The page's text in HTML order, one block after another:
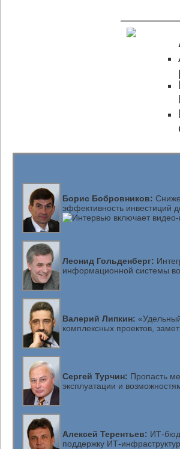
Борис Бобровников:
эффективность инвестиций
Леонид Гольденберг:
информационной системы
Валерий Липкин:
комплексных проектов,
Сергей Турчин: Пропасть
эксплуатации и
Алексей Терентьев: ИТ-
поддержку ИТ-